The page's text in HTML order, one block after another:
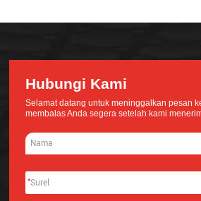
Hubungi Kami
Selamat datang untuk meninggalkan pesan
membalas Anda segera setelah kami
*